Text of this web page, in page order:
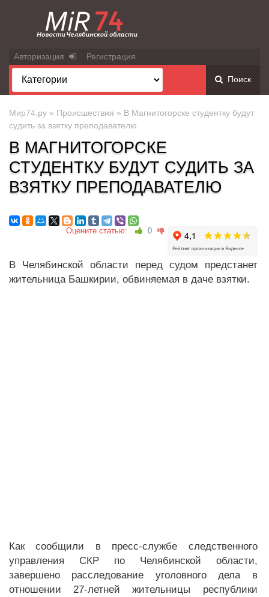
Авторизация Регистрация
Поиск
Мир74.ру » Происшествия » В Магнитогорске студентку будут
судить за взятку преподавателю
В МАГНИТОГОРСКЕ
СТУДЕНТКУ БУДУТ СУДИТЬ ЗА
ВЗЯТКУ ПРЕПОДАВАТЕЛЮ
Оцените статью: 0
В Челябинской области перед судом предстанет
жительница Башкирии, обвиняемая в даче взятки.
Как сообщили в пресс-службе следственного
управления СКР по Челябинской области,
завершено расследование уголовного дела в
отношении 27-летней жительницы республики